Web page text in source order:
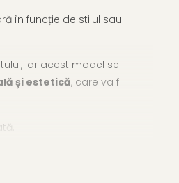
în funcție de stilul sau
iar acest model se
și estetică, care va fi